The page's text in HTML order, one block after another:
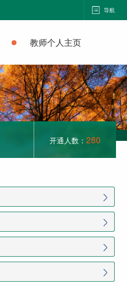
导航
教师个人主页
开通人数： 280